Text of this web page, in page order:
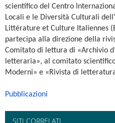
scientifico del Centro
Locali e le Diversità Culturali
Littérature et Culture Italiennes
partecipa alla direzione della
Comitato di lettura di «Archivio
letteraria», al comitato
Moderni» e «Rivista di
Pubblicazioni
SITI CORRELATI